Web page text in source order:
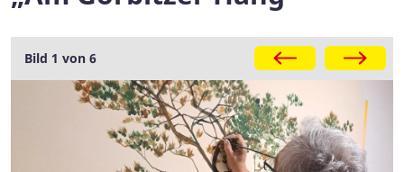
Galerie
Bild 1 von 6